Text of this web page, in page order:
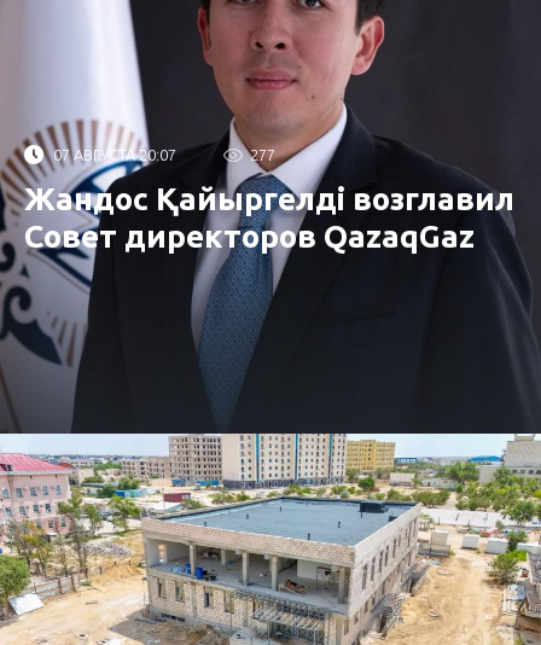
07 АВГУСТА 20:07 277
Жандос Қайыргелді возглавил
Совет директоров QazaqGaz